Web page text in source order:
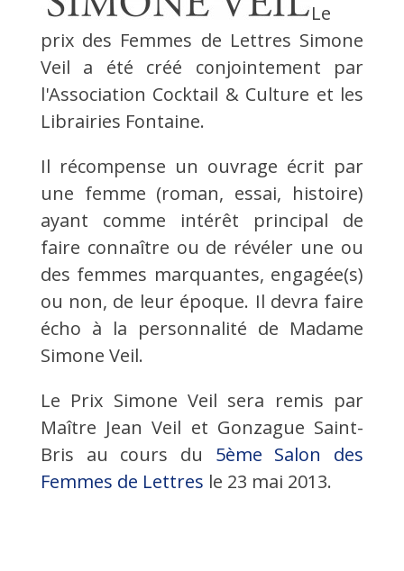
Le
prix des Femmes de Lettres Simone
Veil a été créé conjointement par
l'Association Cocktail & Culture et les
Librairies Fontaine.
Il récompense un ouvrage écrit par
une femme (roman, essai, histoire)
ayant comme intérêt principal de
faire connaître ou de révéler une ou
des femmes marquantes, engagée(s)
ou non, de leur époque. Il devra faire
écho à la personnalité de Madame
Simone Veil.
Le Prix Simone Veil sera remis par
Maître Jean Veil et Gonzague Saint-
Bris au cours du 5ème Salon des
Femmes de Lettres le 23 mai 2013.